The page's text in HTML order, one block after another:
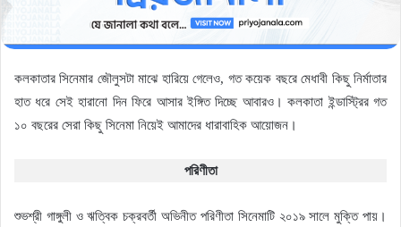
কলকাতার সিনেমার জৌলুসটা মাঝে হারিয়ে গেলেও, গত কয়েক বছরে মেধাবী কিছু নির্মাতার
হাত ধরে সেই হারানো দিন ফিরে আসার ইঙ্গিত দিচ্ছে আবারও। কলকাতা ইন্ডাস্ট্রির গত
১০ বছরের সেরা কিছু সিনেমা নিয়েই আমাদের ধারাবাহিক আয়োজন।
পরিণীতা
শুভশ্রী গাঙ্গুলী ও ঋত্বিক চক্রবর্তী অভিনীত পরিণীতা সিনেমাটি ২০১৯ সালে মুক্তি পায়।